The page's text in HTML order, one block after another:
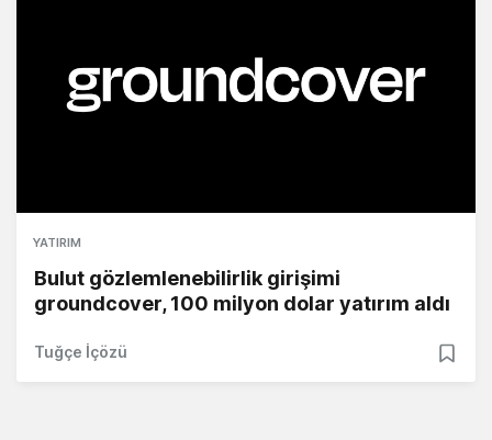
YATIRIM
Bulut gözlemlenebilirlik girişimi
groundcover, 100 milyon dolar yatırım aldı
Tuğçe İçözü